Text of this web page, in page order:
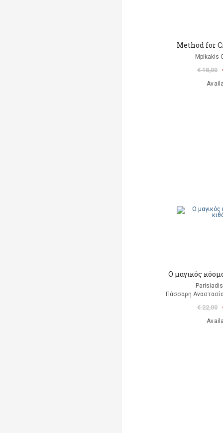
Method for
Mpikakis
€ 18,00
Ο μαγικός
Πάσσαρη
€ 22,00